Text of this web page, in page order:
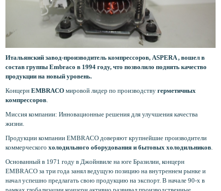
Итальянский завод-производитель компрессоров, ASPERA , вошел в
состав группы Embraco в 1994 году, что позволило поднять качество
продукции на новый уровень.
КонцернEMBRACO мировой лидер по производствугерметичных
компрессоров.
Миссия компании: Инновационные решения для улучшения качества
жизни.
Продукции компании EMBRACO доверяют крупнейшие производители
коммерческогохолодильного оборудования и бытовых холодильников.
Основанный в 1971 году в Джойнвиле на юге Бразилии, концерн
EMBRACO за три года занял ведущую позицию на внутреннем рынке и
начал успешно предлагать свою продукцию на экспорт. В начале 90-х в